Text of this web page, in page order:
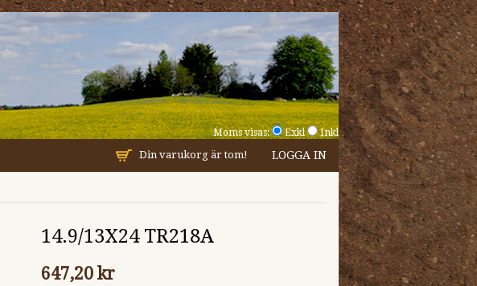
Moms visas: Exkl Inkl
LOGGA IN
Din varukorg är tom!
14.9/13X24 TR218A
647,20 kr